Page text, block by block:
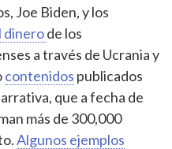
Joe Biden, y los
dinerode los
a través de Ucrania y
contenidos publicados
que a fecha de
más de 300,000
Algunos ejemplos